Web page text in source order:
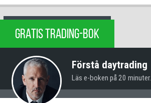
GRATIS TRADING-BOK
Förstå daytrading
Läs e-boken på 20 minuter.